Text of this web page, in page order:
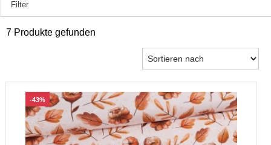
Filter
7 Produkte gefunden
-43%